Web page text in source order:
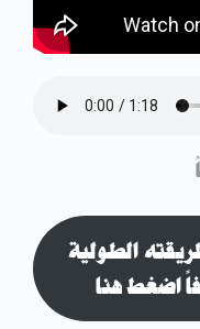
الطولية
اضغط هنا